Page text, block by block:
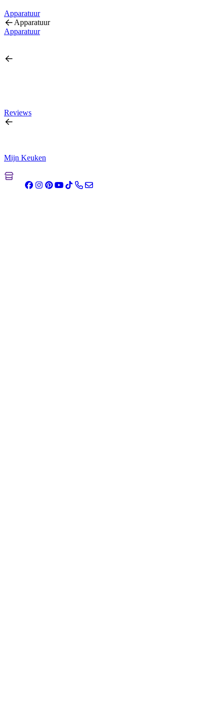
Apparatuur
Apparatuur
Apparatuur
Reviews
Mijn Keuken